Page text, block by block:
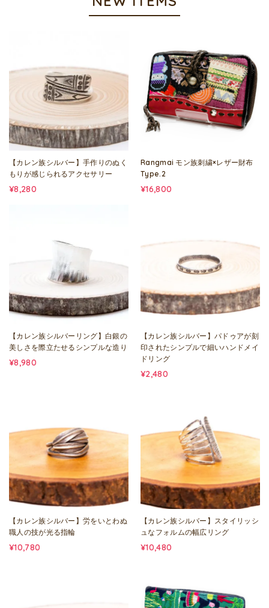
【カレン族シルバー】手作りのぬく
もりが感じられるアクセサリー
¥8,280
Rangmai モン族刺繍×レザー財布
Type.2
¥16,800
【カレン族シルバーリング】白銀の
美しさを際立たせるシンプルな造り
¥8,980
【カレン族シルバー】パドゥアが刻
印されたシンプルで細いハンドメイ
ドリング
¥2,480
【カレン族シルバー】労をいとわぬ
職人の技が光る指輪
¥10,780
【カレン族シルバー】スタイリッシ
ュなフォルムの幅広リング
¥10,480